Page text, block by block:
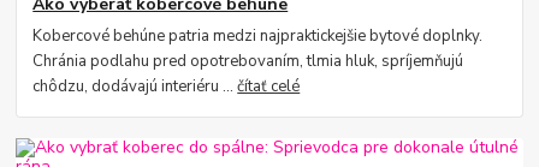
Kobercové behúne patria medzi najpraktickejšie bytové doplnky.
Chránia podlahu pred opotrebovaním, tlmia hluk, spríjemňujú
chôdzu, dodávajú interiéru ...čítať celé